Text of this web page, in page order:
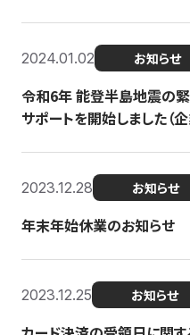
2024.01.02 お知らせ
令和6年 能登半島地震の
サポートを開始しました（企
2023.12.28 お知らせ
年末年始休業のお知らせ
2023.12.25 お知らせ